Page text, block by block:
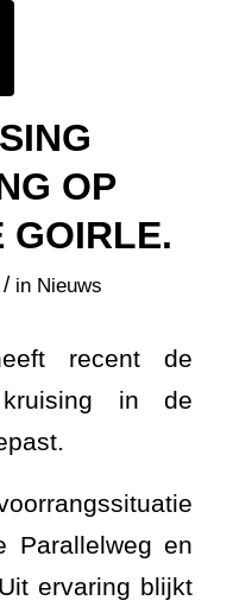
OP
GOIRLE.
/ in Nieuws
recent de
in de
Parallelweg en
ervaring blijkt